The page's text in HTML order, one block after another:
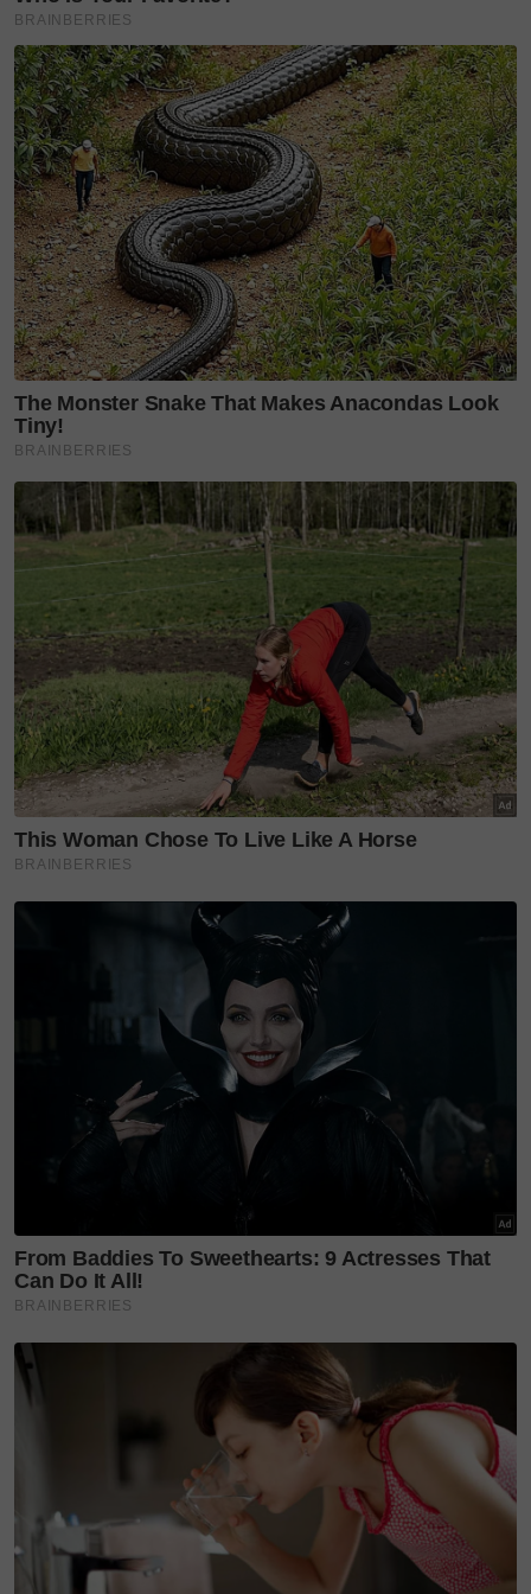
“Antara kereta yang dipamerkan adalah dari jenis
Lamborghini pelbagai model dan motorsikal Ducati,
bukan itu sahaja, kami turut adakan pertandingan
mewarna untuk kanak-kanak,” katanya.
Selain suasana meriah dan aktiviti yang disediakan,
pengunjung juga boleh menyertai cabutan bertuah
yang diadakan sepanjang acara berlangsung.
Bagi mereka yang membuat pembelian minimum
RM1,000, peluang memenangi kepingan emas
seberat 10 gram turut disediakan, manakala
pengunjung yang hadir tanpa pembelian juga
berpeluang membawa pulang hamper.
Malah, kempen cabutan bertuah itu diteruskan
sepanjang tahun ini dengan tawaran hadiah pakej
umrah bagi pembelian minimum RM2,500.
Menurut Mohd Bukri, pihaknya mahu membina
hubungan yang lebih dekat dengan pelanggan
melalui layanan yang selesa dan pengalaman
membeli-belah yang lebih mesra.
“Acara ini bukan sahaja untuk meraikan pembukaan
cawangan baru tetapi untuk memperkenalkan kedai
kami kepada komuniti dengan konsep layanan mesra
sesuai untuk pelbagai peringkat.
“Di sini, kami menawarkan harga trade in yang tinggi
dan harga kasih sayang untuk koleksi emas baharu di
samping jualan emas terpakai (preloved) serta
tawaran kos upah yang berpatutan,” ujarnya.
Mengangkat tagline ‘Legasi Kemewahan’, Kedai
Emas Salamah turut menampilkan pelbagai koleksi
moden seperti Marissa dan Cecilia yang sesuai
digayakan dalam pelbagai acara.
Majlis perasmian tersebut dijadual berlangsung dari
jam 12 tengah hari hingga 5 petang dan orang ramai
dijemput hadir bagi memeriahkan acara sambil